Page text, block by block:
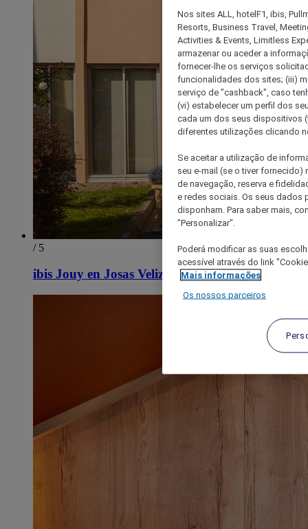
/ 5
ibis Jouy en Josas Velizy
Nos sites ALL, hotelF1, ibis,
Resorts, Business Travel,
Activities & Events, Limitless
armazenar ou aceder a
fornecer-lhe os serviços
funcionalidades dos sites; (iii)
serviço de "cashback", caso
(vi) estabelecer um perfil dos
cada um dos seus dispositivos
diferentes utilizações clicando
Se aceitar a utilização de
seu e-mail (se o tiver
de navegação, reserva e
e redes sociais. Os seus dados
disponham. Para saber mais,
"Personalizar".
Poderá modificar as suas
acessível através do link
Mais informações
Os nossos parceiros